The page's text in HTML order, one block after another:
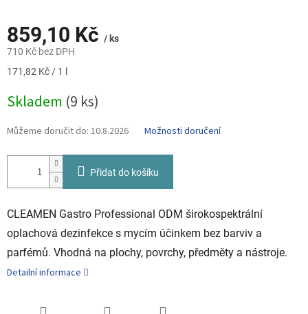
859,10 Kč / ks
710 Kč bez DPH
Měrná
171,82 Kč / 1 l
Skladem (9 ks)
Můžeme doručit do: 10.8.2026 Možnosti doručení
Přidat do košíku
CLEAMEN Gastro Professional ODM širokospektrální
oplachová dezinfekce s mycím účinkem bez barviv a
parfémů. Vhodná na plochy, povrchy, předměty a nástroje.
Detailní informace